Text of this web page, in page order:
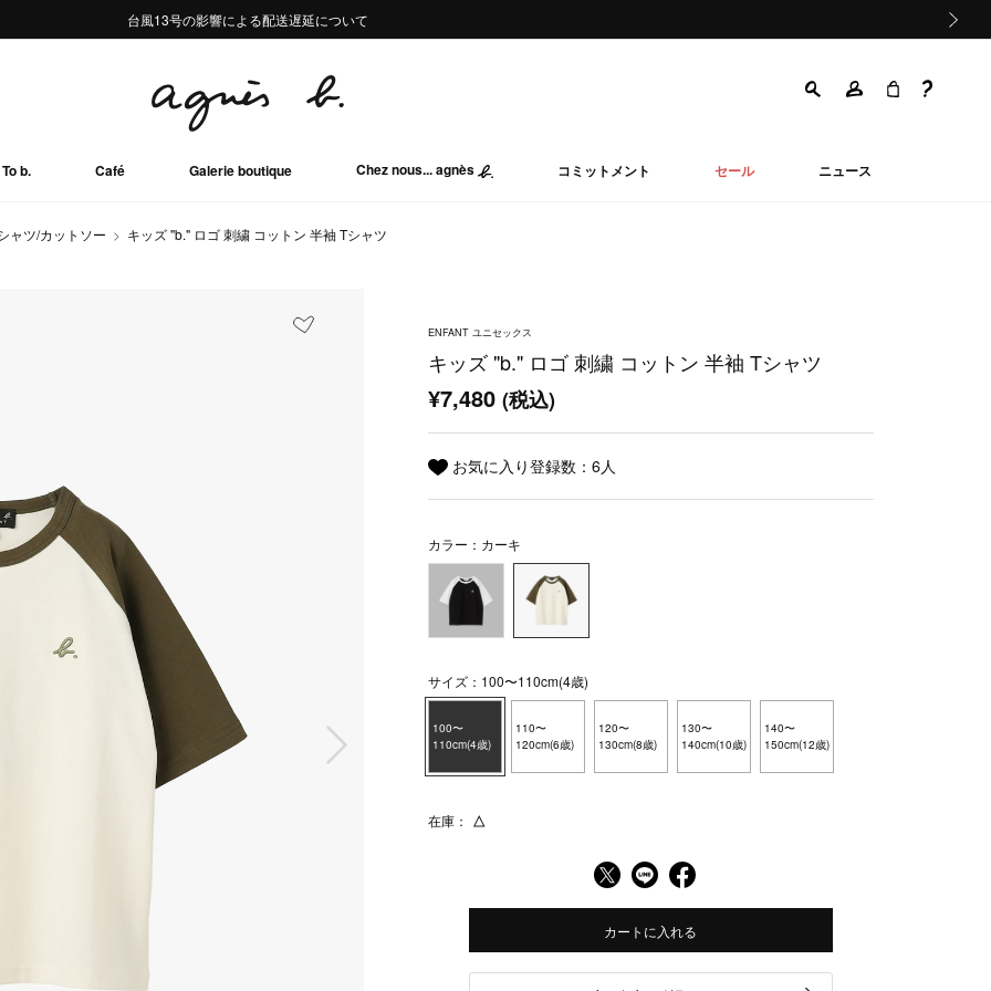
熊本地域地震の影響による配送遅延について
Summer Sale 2buy10%OFF!!
台風13号の影響による配送遅延について
熊本地域地震の影響による配送遅延について
Summer Sale 2buy10%OFF!!
To b. Café Galerie boutique Chez nous... agnès コミットメント セール ニュース
ャツ/カットソー キッズ "b." ロゴ 刺繍 コットン 半袖 Tシャツ
ENFANT ユニセックス
キッズ "b." ロゴ 刺繍 コットン 半袖 Tシャツ
¥7,480(税込)
お気に入り登録数：6人
カラー：カーキ
サイズ：100〜110cm(4歳)
100〜
110cm(4歳)
110〜
120cm(6歳)
120〜
130cm(8歳)
130〜
140cm(10歳)
140〜
150cm(12歳)
在庫： △
カートに入れる